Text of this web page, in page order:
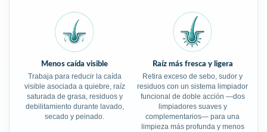
Menos caída visible
Trabaja para reducir la caída
visible asociada a quiebre, raíz
saturada de grasa, residuos y
debilitamiento durante lavado,
secado y peinado.
Raíz más fresca y ligera
Retira exceso de sebo, sudor y
residuos con un sistema limpiador
funcional de doble acción —dos
limpiadores suaves y
complementarios— para una
limpieza más profunda y menos